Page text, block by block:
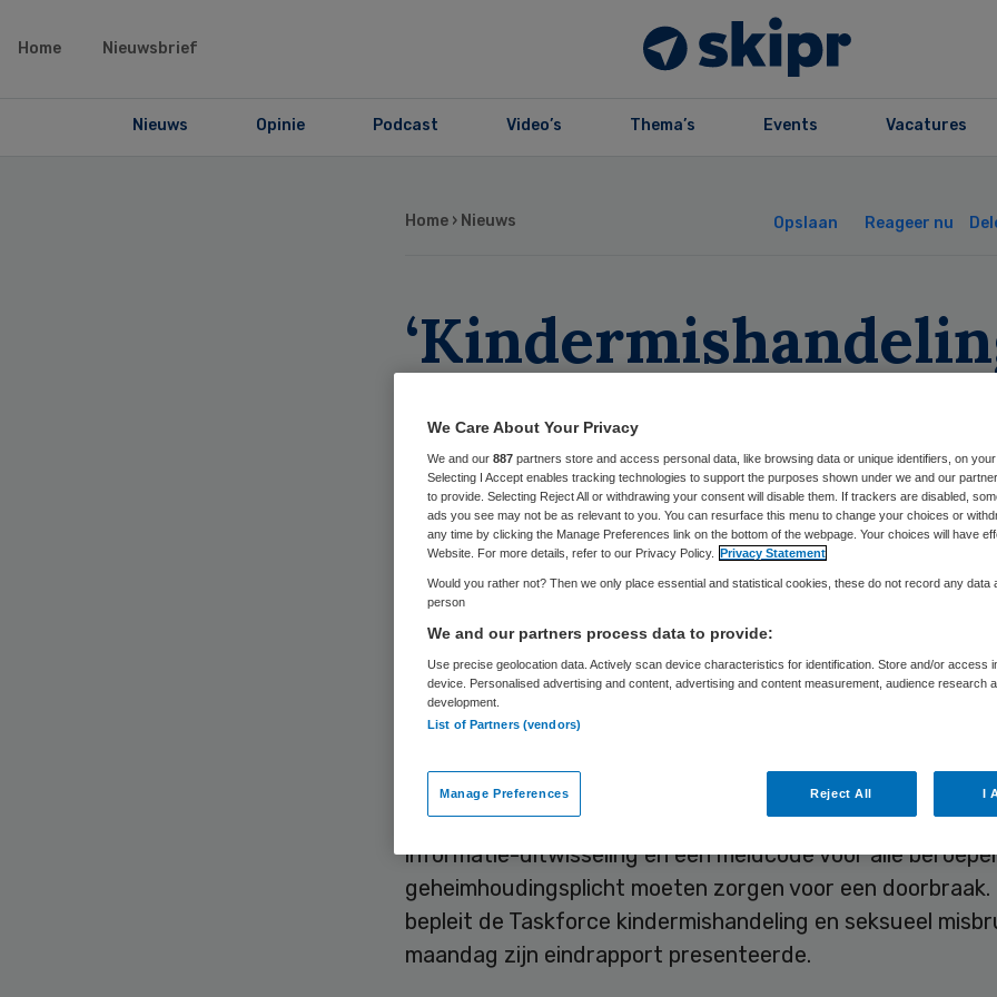
Home Nieuwsbrief
Nieuws Opinie Podcast Video’s Thema’s Events Vacatures
Home › Nieuws Opslaan Reageer nu
binnen 10 jaar
halveren’
Het aantal kinderen dat slachtoffer is van mishandeling
komende tien jaar worden gehalveerd. Volgens de laatste
zijn jaarlijks ongeveer 119 duizend kinderen de dupe van
sterven er enkele tientallen aan de gevolgen hiervan.
Onder meer een verplichte opvoedcursus voor ouders,
informatie-uitwisseling en een meldcode voor alle
geheimhoudingsplicht moeten zorgen voor een doorbraak.
bepleit de Taskforce kindermishandeling en seksueel
maandag zijn eindrapport presenteerde.
We Care About Your Privacy
We and our 887 partners store and access personal data, like browsing data or unique identifiers, on your
Selecting I Accept enables tracking technologies to support the purposes shown under we and our
to provide. Selecting Reject All or withdrawing your consent will disable them. If trackers are disabled,
ads you see may not be as relevant to you. You can resurface this menu to change your choices or
any time by clicking the Manage Preferences link on the bottom of the webpage. Your choices will have
Website. For more details, refer to our Privacy Policy. Privacy Statement
Would you rather not? Then we only place essential and statistical cookies, these do not record any data
person
We and our partners process data to provide:
Use precise geolocation data. Actively scan device characteristics for identification. Store and/or access
device. Personalised advertising and content, advertising and content measurement, audience research
development.
List of Partners (vendors)
Manage Preferences Reject All I